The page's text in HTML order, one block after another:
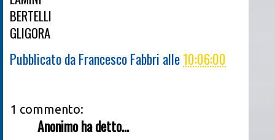
BERTELLI
GLIGORA
Pubblicato daFrancesco Fabbri alle10:06:00
1 commento:
Anonimo ha detto...